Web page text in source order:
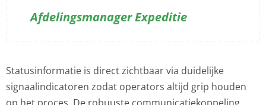
Afdelingsmanager Expeditie
Statusinformatie is direct zichtbaar via duidelijke
signaalindicatoren zodat operators altijd grip houden